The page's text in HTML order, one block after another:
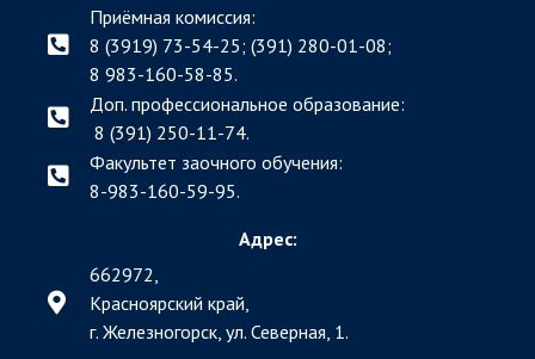
Приёмная комиссия:
8 (3919) 73-54-25; (391) 280-01-08;
8 983-160-58-85.
Доп. профессиональное образование:
8 (391) 250-11-74.
Факультет заочного обучения:
8-983-160-59-95.
Адрес:
662972,
Красноярский край,
г. Железногорск, ул. Северная, 1.